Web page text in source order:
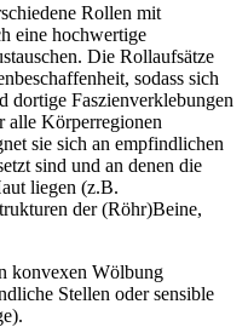
Rollen mit
eine hochwertige
Die Rollaufsätze
sodass sich
dortige Faszienverklebungen
alle Körperregionen
sie sich an empfindlichen
sind und an denen die
liegen (z.B.
der (Röhr)Beine,
konvexen Wölbung
Stellen oder sensible